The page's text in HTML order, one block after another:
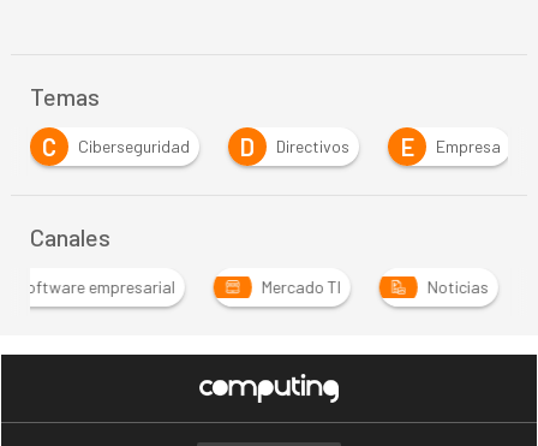
Temas
C
Ciberseguridad D Directivos E Empresa
Canales
y Software empresarial Mercado TI Noticias